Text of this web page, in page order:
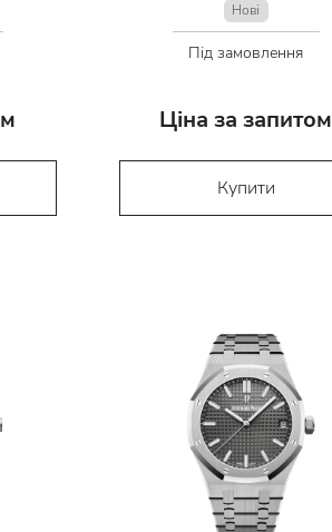
Нові
Під замовлення
Ціна за запитом
Купити